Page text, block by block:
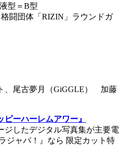
型＝B型
闘団体「RIZIN」ラウンドガ
、尾古夢月（GiGGLE） 加藤
ーハーレムアワー』
ジしたデジタル写真集が主要電
ジャパ！』なら 限定カット特